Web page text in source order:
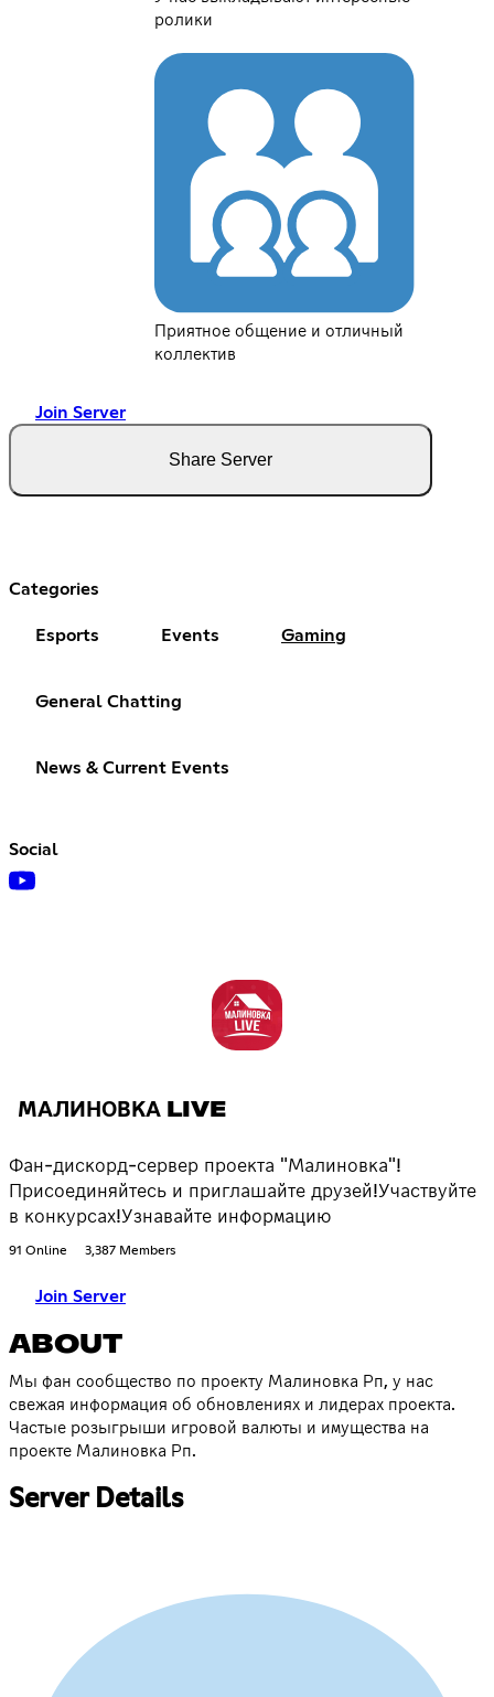
ролики
Приятное общение и отличный
коллектив
Join Server
Share Server
Categories
Esports Events Gaming
General Chatting
News & Current Events
Social
МАЛИНОВКА LIVE
Фан-дискорд-сервер проекта "Малиновка"!
Присоединяйтесь и приглашайте друзей!Участвуйте
в конкурсах!Узнавайте информацию
91 Online 3,387 Members
Join Server
ABOUT
Мы фан сообщество по проекту Малиновка Рп, у нас
свежая информация об обновлениях и лидерах проекта.
Частые розыгрыши игровой валюты и имущества на
проекте Малиновка Рп.
Server Details